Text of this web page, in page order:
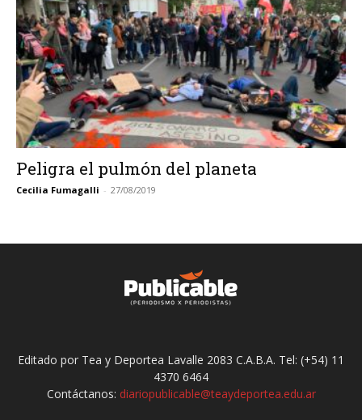
Peligra el pulmón del planeta
Cecilia Fumagalli - 27/08/2019
Editado por Tea y Deportea Lavalle 2083 C.A.B.A. Tel: (+54) 11
4370 6464
Contáctanos: diariopublicable@teaydeportea.edu.ar